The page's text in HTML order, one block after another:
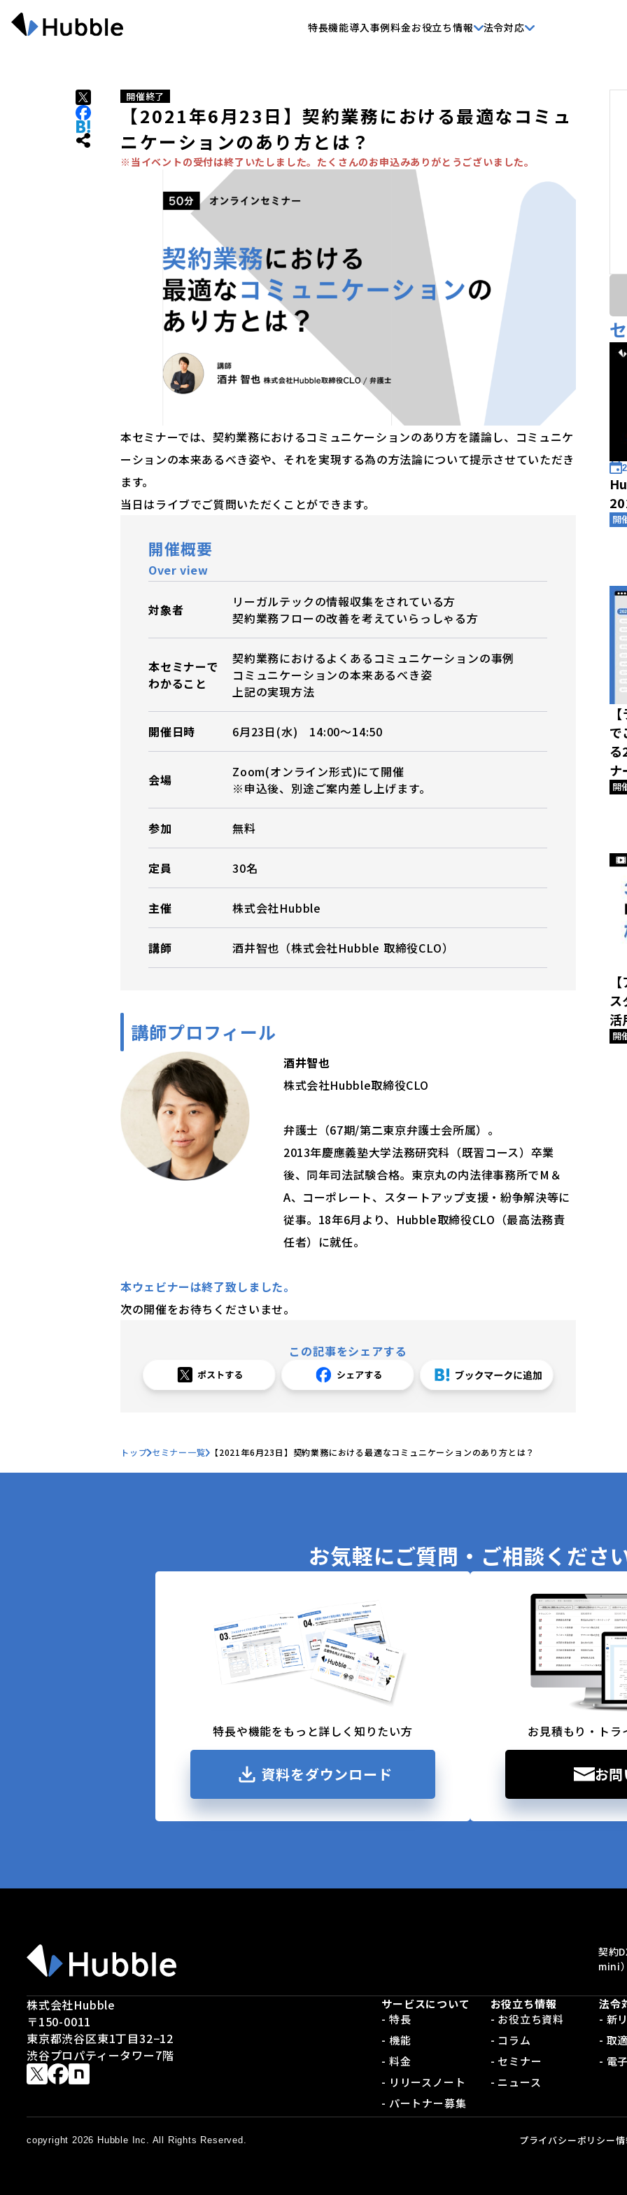
特長機能導入事例料金お役立ち情報 法令対応
開催終了
【2021年6月23日】契約業務における最適なコミュ
ニケーションのあり方とは？
※当イベントの受付は終了いたしました。たくさんのお申込みありがとうございました。
本セミナーでは、契約業務におけるコミュニケーションのあり方を議論し、コミュニケ
ーションの本来あるべき姿や、それを実現する為の方法論について提示させていただき
ます。
当日はライブでご質問いただくことができます。
開催概要
Over view
対象者
リーガルテックの情報収集をされている方
契約業務フローの改善を考えていらっしゃる方
本セミナーで
わかること
契約業務におけるよくあるコミュニケーションの事例
コミュニケーションの本来あるべき姿
上記の実現方法
開催日時 6月23日(水) 14:00〜14:50
会場
Zoom(オンライン形式)にて開催
※申込後、別途ご案内差し上げます。
参加 無料
定員 30名
主催 株式会社Hubble
講師 酒井智也（株式会社Hubble 取締役CLO）
講師プロフィール
酒井智也
株式会社Hubble取締役CLO
弁護士（67期/第二東京弁護士会所属）。
2013年慶應義塾⼤学法務研究科（既習コース）卒業
後、同年司法試験合格。東京丸の内法律事務所でM＆
A、コーポレート、スタートアップ支援・紛争解決等に
従事。18年6⽉より、Hubble取締役CLO（最高法務責
任者）に就任。
本ウェビナーは終了致しました。
次の開催をお待ちくださいませ。
この記事をシェアする
開
で
る
ナ
開
ス
活
開
トップ セミナー一覧 【2021年6月23日】契約業務における最適なコミュニケーションのあり方とは？
お気軽にご質問・ご相談くださ
特長や機能をもっと詳しく知りたい方
資料をダウンロード
お見積もり・ト
お
契約
mini
株式会社Hubble
〒150-0011
東京都渋谷区東1丁目32−12
渋谷プロパティータワー7階
サービスについて
- 特長
- 機能
- 料金
- リリースノート
- パートナー募集
お役立ち情報
- お役立ち資料
- コラム
- セミナー
- ニュース
法令
- 新
- 取
- 電
copyright 2026 Hubble Inc. All Rights Reserved. プライバシーポリシー